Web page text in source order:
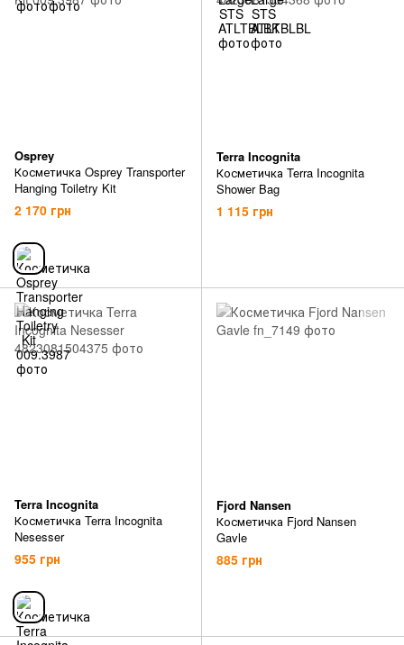
Osprey
Косметичка Osprey Transporter
Hanging Toiletry Kit
2 170 грн
Terra Incognita
Косметичка Terra Incognita
Shower Bag
1 115 грн
Terra Incognita
Косметичка Terra Incognita
Nesesser
955 грн
Fjord Nansen
Косметичка Fjord Nansen
Gavle
885 грн